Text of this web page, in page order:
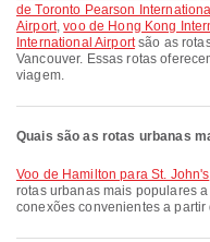
de Toronto Pearson
Airport,voo de Hong Kong
International Airportsão as
Vancouver. Essas rotas
viagem.
Quais são as rotas urbanas
voo de Hamilton para St. John's
rotas urbanas mais populares
conexões convenientes a